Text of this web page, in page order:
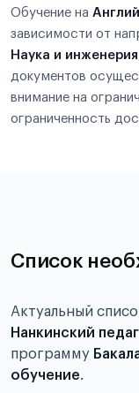
Обучение на
зависимости от
Наука и инженерия
документов
внимание на
ограниченность
Список
Актуальный
Нанкинский
программу
обучение.